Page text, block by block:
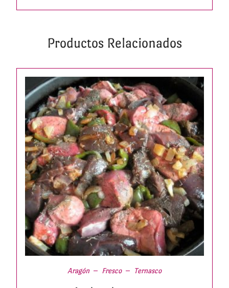
Productos Relacionados
Aragón Fresco Ternasco